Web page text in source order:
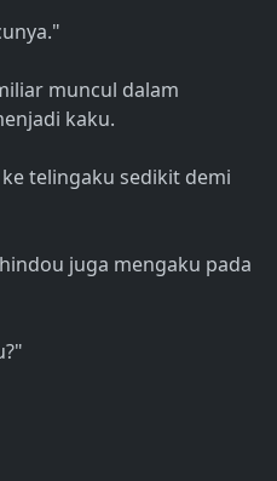
muncul dalam
kaku.
telingaku sedikit demi
juga mengaku pada